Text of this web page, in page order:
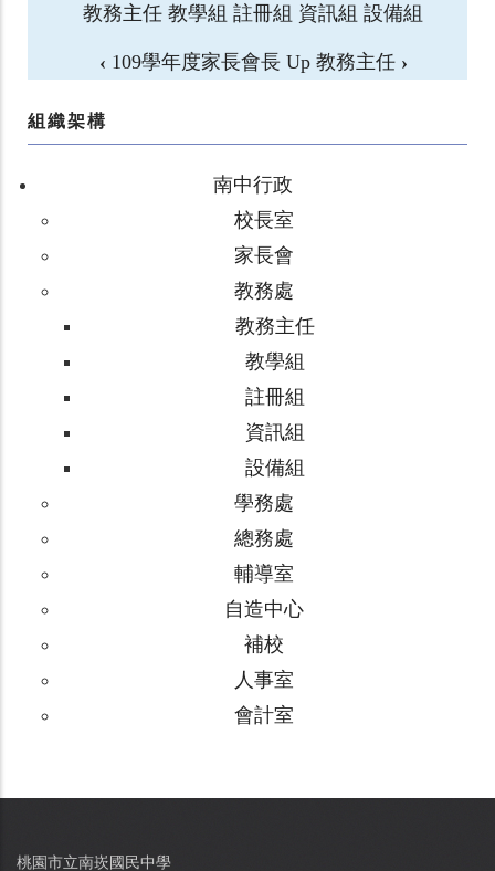
教務主任 教學組 註冊組 資訊組 設備組
‹ 109學年度家長會長 Up 教務主任 ›
組織架構
南中行政
校長室
家長會
教務處
教務主任
教學組
註冊組
資訊組
設備組
學務處
總務處
輔導室
自造中心
補校
人事室
會計室
桃園市立南崁國民中學